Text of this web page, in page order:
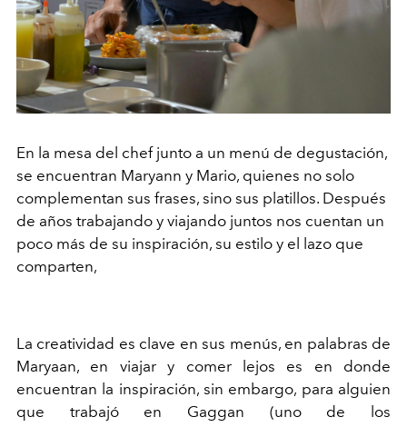
En la mesa del chef junto a un menú de degustación,
se encuentran Maryann y Mario, quienes no solo
complementan sus frases, sino sus platillos. Después
de años trabajando y viajando juntos nos cuentan un
poco más de su inspiración, su estilo y el lazo que
comparten,
La creatividad es clave en sus menús, en palabras de
Maryaan, en viajar y comer lejos es en donde
encuentran la inspiración, sin embargo, para alguien
que trabajó en Gaggan (uno de los